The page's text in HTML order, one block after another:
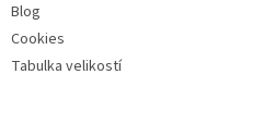
Blog
Cookies
Tabulka velikostí